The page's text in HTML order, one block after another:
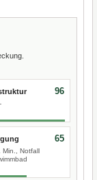
96
Min., Notfall
65